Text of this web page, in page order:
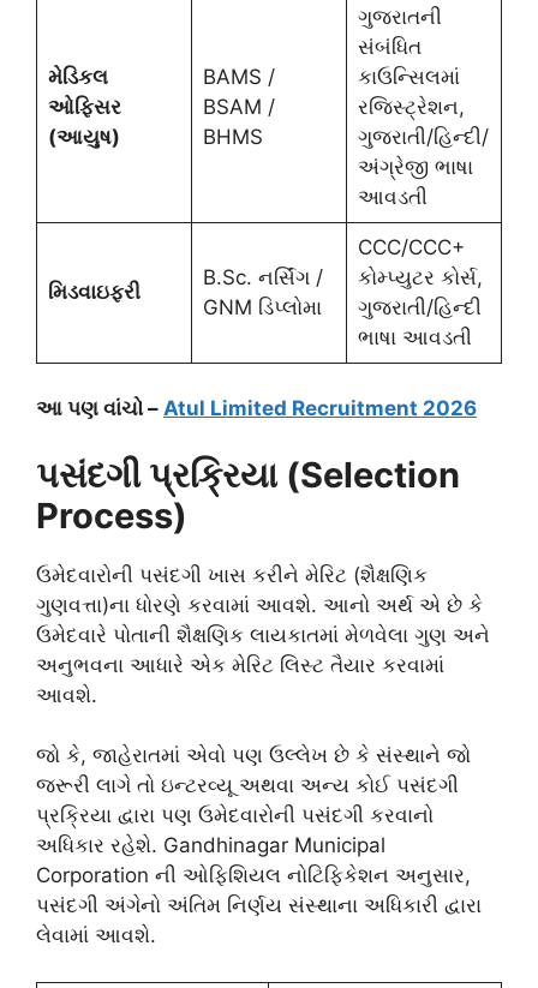
મેડિકલ
ઓફિસર
(આયુષ)
BAMS /
BSAM /
BHMS
ગુજરાતની
સંબંધિત
કાઉન્સિલમાં
રજિસ્ટ્રેશન,
ગુજરાતી/હિન્દી/
અંગ્રેજી ભાષા
આવડતી
મિડવાઇફરી
B.Sc. નર્સિંગ /
GNM ડિપ્લોમા
CCC/CCC+
કોમ્પ્યુટર કોર્સ,
ગુજરાતી/હિન્દી
ભાષા આવડતી
આ પણ વાંચો – Atul Limited Recruitment 2026
પસંદગી પ્રક્રિયા (Selection
Process)
ઉમેદવારોની પસંદગી ખાસ કરીને મેરિટ (શૈક્ષણિક
ગુણવત્તા)ના ધોરણે કરવામાં આવશે. આનો અર્થ એ છે કે
ઉમેદવારે પોતાની શૈક્ષણિક લાયકાતમાં મેળવેલા ગુણ અને
અનુભવના આધારે એક મેરિટ લિસ્ટ તૈયાર કરવામાં
આવશે.
જો કે, જાહેરાતમાં એવો પણ ઉલ્લેખ છે કે સંસ્થાને જો
જરૂરી લાગે તો ઇન્ટરવ્યૂ અથવા અન્ય કોઈ પસંદગી
પ્રક્રિયા દ્વારા પણ ઉમેદવારોની પસંદગી કરવાનો
અધિકાર રહેશે. Gandhinagar Municipal
Corporation ની ઓફિશિયલ નોટિફિકેશન અનુસાર,
પસંદગી અંગેનો અંતિમ નિર્ણય સંસ્થાના અધિકારી દ્વારા
લેવામાં આવશે.